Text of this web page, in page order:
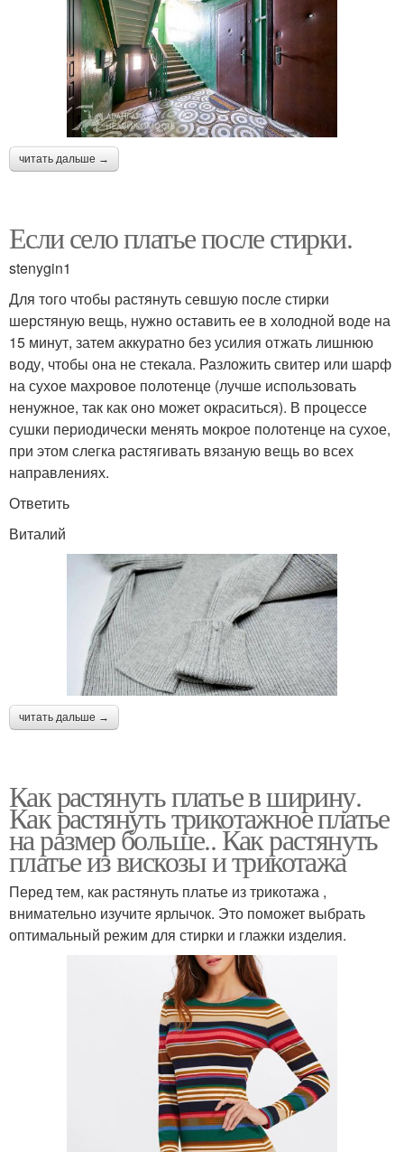
читать дальше →
Если село платье после стирки.
stenygin1
Для того чтобы растянуть севшую после стирки
шерстяную вещь, нужно оставить ее в холодной воде на
15 минут, затем аккуратно без усилия отжать лишнюю
воду, чтобы она не стекала. Разложить свитер или шарф
на сухое махровое полотенце (лучше использовать
ненужное, так как оно может окраситься). В процессе
сушки периодически менять мокрое полотенце на сухое,
при этом слегка растягивать вязаную вещь во всех
направлениях.
Ответить
Виталий
читать дальше →
Как растянуть платье в ширину.
Как растянуть трикотажное платье
на размер больше.. Как растянуть
платье из вискозы и трикотажа
Перед тем, как растянуть платье из трикотажа ,
внимательно изучите ярлычок. Это поможет выбрать
оптимальный режим для стирки и глажки изделия.